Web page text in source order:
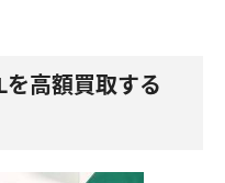
高額買取する